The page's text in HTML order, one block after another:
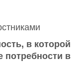
в которой
потребности в